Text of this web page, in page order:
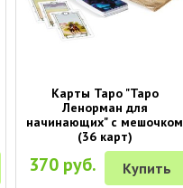
Карты Таро "Таро
Ленорман для
начинающих" с мешочком
(36 карт)
370 руб. Купить